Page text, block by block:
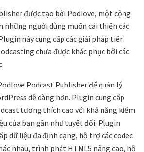
được tạo bởi Podlove, một cộng
những người dùng muốn cải thiện các
này cung cấp các giải pháp tiên
chưa được khắc phục bởi các
Podcast Publisher để quản lý
dễ dàng hơn. Plugin cung cấp
tương thích cao với khả năng kiểm
của bạn gần như tuyệt đối. Plugin
dữ liệu đa định dạng, hỗ trợ các codec
nhau, trình phát HTML5 nâng cao, hỗ